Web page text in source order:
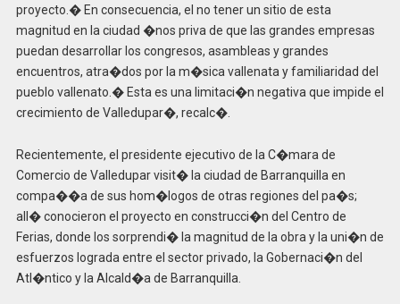
proyecto.� En consecuencia, el no tener un sitio de esta
magnitud en la ciudad �nos priva de que las grandes empresas
puedan desarrollar los congresos, asambleas y grandes
encuentros, atra�dos por la m�sica vallenata y familiaridad del
pueblo vallenato.� Esta es una limitaci�n negativa que impide el
crecimiento de Valledupar�, recalc�.
Recientemente, el presidente ejecutivo de la C�mara de
Comercio de Valledupar visit� la ciudad de Barranquilla en
compa��a de sus hom�logos de otras regiones del pa�s;
all� conocieron el proyecto en construcci�n del Centro de
Ferias, donde los sorprendi� la magnitud de la obra y la uni�n de
esfuerzos lograda entre el sector privado, la Gobernaci�n del
Atl�ntico y la Alcald�a de Barranquilla.